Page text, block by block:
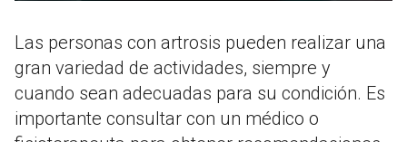
Las personas con artrosis pueden realizar una
gran variedad de actividades, siempre y
cuando sean adecuadas para su condición. Es
importante consultar con un médico o